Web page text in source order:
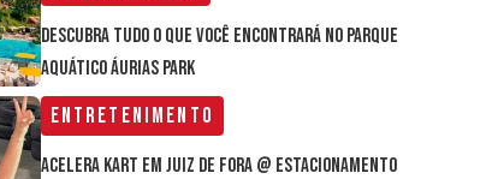
Descubra tudo o que você encontrará no parque
aquático Áurias Park
Entretenimento
Acelera Kart em Juiz de Fora @ estacionamento